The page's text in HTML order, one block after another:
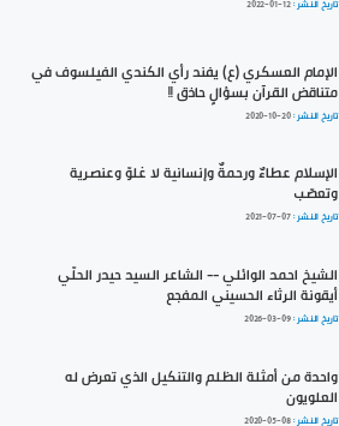
الإمام العسكري (ع) يفند رأي الكندي الفيلسوف في
متناقض القرآن بسؤالٍ حاذق !!
تاريخ النشر :2020-10-20
الإسلام عطاءٌ ورحمةٌ وإنسانية لا غلوّ وعنصرية
وتعصّب
تاريخ النشر :2021-07-07
الشيخ احمد الوائلي -- الشاعر السيد حيدر الحلّي
أيقونة الرثاء الحسيني المفجع
تاريخ النشر :2026-03-09
واحدة من أمثلة الظلم والتنكيل الذي تعرض له
العلويون
تاريخ النشر :2020-05-08